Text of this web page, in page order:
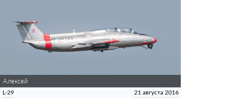
Алексей
L-29
21 августа 2016